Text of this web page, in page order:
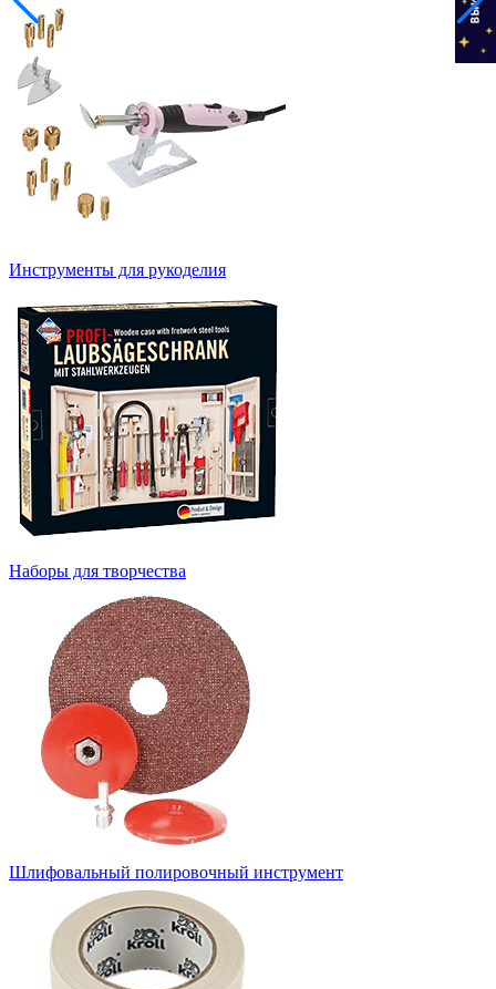
Инструменты для рукоделия
Наборы для творчества
Шлифовальный полировочный инструмент